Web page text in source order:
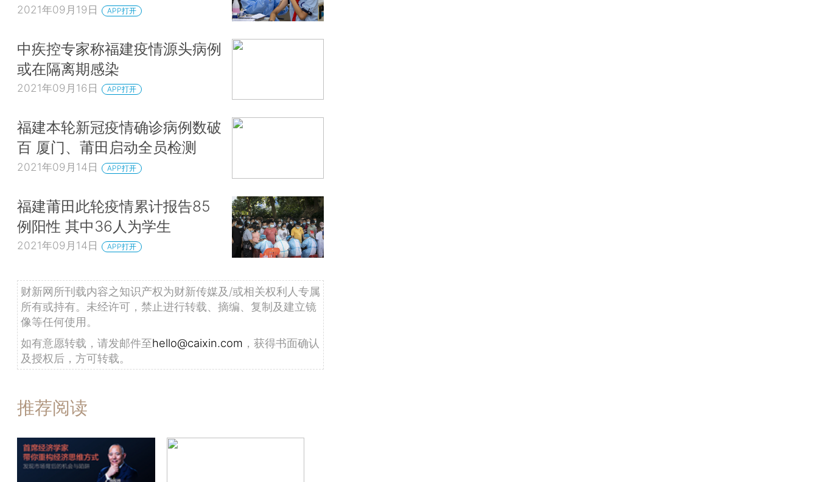
2021年09月19日 APP打开
中疾控专家称福建疫情源头病例
或在隔离期感染
2021年09月16日 APP打开
福建本轮新冠疫情确诊病例数破
百 厦门、莆田启动全员检测
2021年09月14日 APP打开
福建莆田此轮疫情累计报告85
例阳性 其中36人为学生
2021年09月14日 APP打开
财新网所刊载内容之知识产权为财新传媒及/或相关权利人专属
所有或持有。未经许可，禁止进行转载、摘编、复制及建立镜
像等任何使用。
如有意愿转载，请发邮件至hello@caixin.com ，获得书面确认
及授权后，方可转载。
推荐阅读